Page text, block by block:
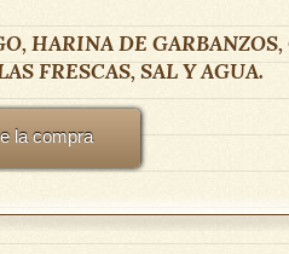
HARINA DE GARBANZOS,
FRESCAS, SAL Y AGUA.
la compra